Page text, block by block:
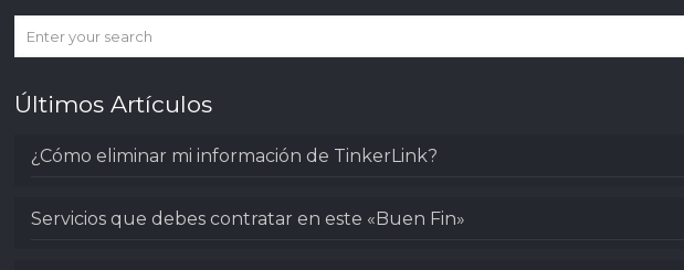
Últimos Artículos
¿Cómo eliminar mi información de TinkerLink?
Servicios que debes contratar en este «Buen Fin»